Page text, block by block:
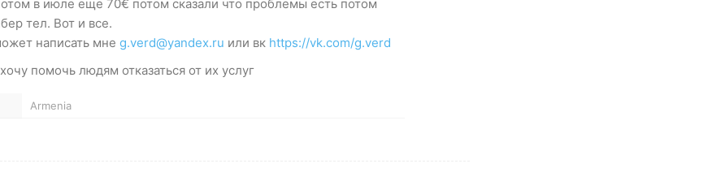
в июле еще 70€ потом сказали что проблемы есть потом
тел. Вот и все.
написать мне g.verd@yandex.ru или вк https://vk.com/g.verd
помочь людям отказаться от их услуг
Armenia